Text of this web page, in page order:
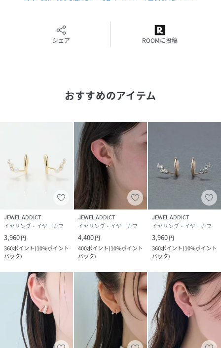
01. 大人の女性がつけられるデザイン
カラー/洗練されたフォルム/素材やつけやすさにこだわった
02. 肌に優しいニッケルフリー
※必ずしもアレルギー反応が出ないということではございま
せんので、予めご了承くださいませ。
03. 肌なじみの良いベージュトーン
肌なじみの良さと、どんな肌色でも合わせやすい上品で落ち
着いた色合いが特徴。
媚びないニュアンス感のある発色と、肌に溶け込むような柔
らかい輝きで、肌を明るくトーンアップ♪
04. ブルべ・イエベどんな肌色にも合う
最近はご自身のパーソナルカラーを気にされている方も多い
シャンパンゴールドは、「イエローベース」「ブルーベー
ス」のどちらの方でも相性ばっちりです。
05. 他の金属カラーとの相性抜群
シャンパンゴールドは、合わせるジュエリーを選ばない中和
的な色合いなので、「ゴールド」「シルバー」「ローズゴー
シェア ROOMに投稿
おすすめのアイテム
JEWEL ADDICT
イヤリング・イヤーカフ
3,960円
360ポイント(10%ポイント
バック)
JEWEL ADDICT
イヤリング・イヤーカフ
4,400円
400ポイント(10%ポイント
バック)
JEWEL ADDICT
イヤリング・イヤーカフ
3,960円
360ポイント(10%ポイント
バック)